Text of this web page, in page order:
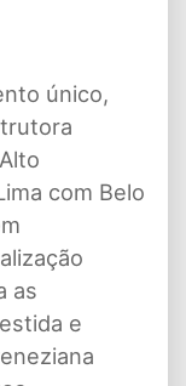
único,
com Belo
as
e